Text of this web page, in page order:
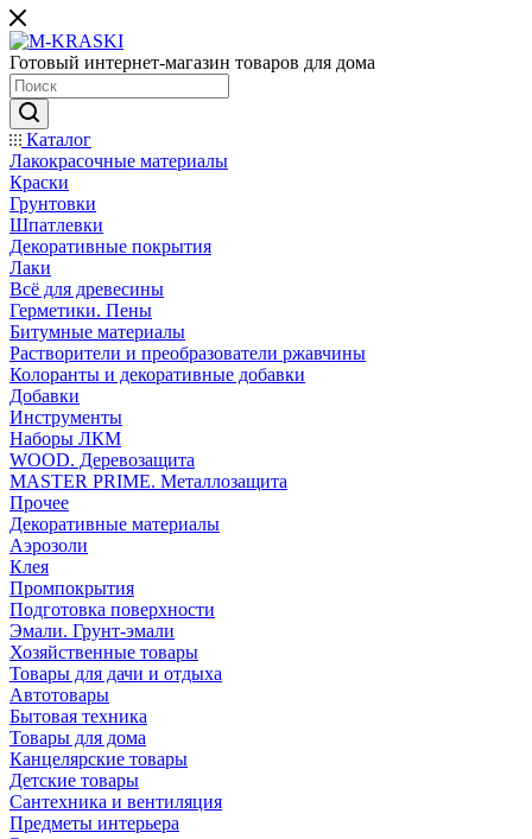
Готовый интернет-магазин товаров для дома
Каталог
Лакокрасочные материалы
Краски
Грунтовки
Шпатлевки
Декоративные покрытия
Лаки
Всё для древесины
Герметики. Пены
Битумные материалы
Растворители и преобразователи ржавчины
Колоранты и декоративные добавки
Добавки
Инструменты
Наборы ЛКМ
WOOD. Деревозащита
MASTER PRIME. Металлозащита
Прочее
Декоративные материалы
Аэрозоли
Клея
Промпокрытия
Подготовка поверхности
Эмали. Грунт-эмали
Хозяйственные товары
Товары для дачи и отдыха
Автотовары
Бытовая техника
Товары для дома
Канцелярские товары
Детские товары
Сантехника и вентиляция
Предметы интерьера